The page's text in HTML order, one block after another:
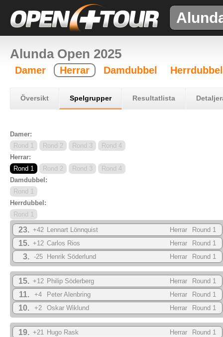
Alunda Open 2025
Damer Herrar Damdubbel Herrdubbel
Översikt Spelgrupper Resultatlista
Damer:
Rond 1
Rond 2 Rond 3
Rond 4
Herrar:
Rond 1
Rond 2 Rond 3
Rond 4
Damdubbel:
Rond 1
Herrdubbel:
Rond 1
23. +42 Lennart Lönnquist Round 1
Herrar
15. +12 Carlos Rios Round 1
Herrar
3. -25 Henrik Söderlund Round 1
Herrar
15. +12 Philip Söderberg Round 1
Herrar
11. +4 Peter Alenbring Round 1
Herrar
10. +2 Oskar Wiklund Round 1
Herrar
19. +21 Hugo Rask Round 1
Herrar